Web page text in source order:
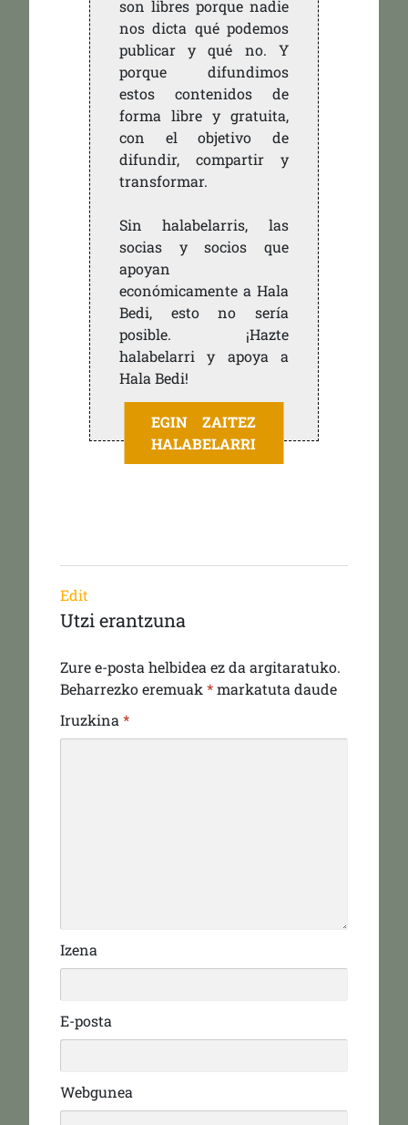
son libres porque nadie
nos dicta qué podemos
publicar y qué no. Y
porque difundimos
estos contenidos de
forma libre y gratuita,
con el objetivo de
difundir, compartir y
transformar.
Sin halabelarris, las
socias y socios que
apoyan
económicamente a Hala
Bedi, esto no sería
posible. ¡Hazte
halabelarri y apoya a
Hala Bedi!
EGIN ZAITEZ
HALABELARRI
Edit
Utzi erantzuna
Zure e-posta helbidea ez da argitaratuko.
Beharrezko eremuak *markatuta daude
Iruzkina *
Izena
E-posta
Webgunea